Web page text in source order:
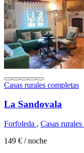
Casas rurales completas
La Sandovala
Forfoleda , Casas
149 € / noche